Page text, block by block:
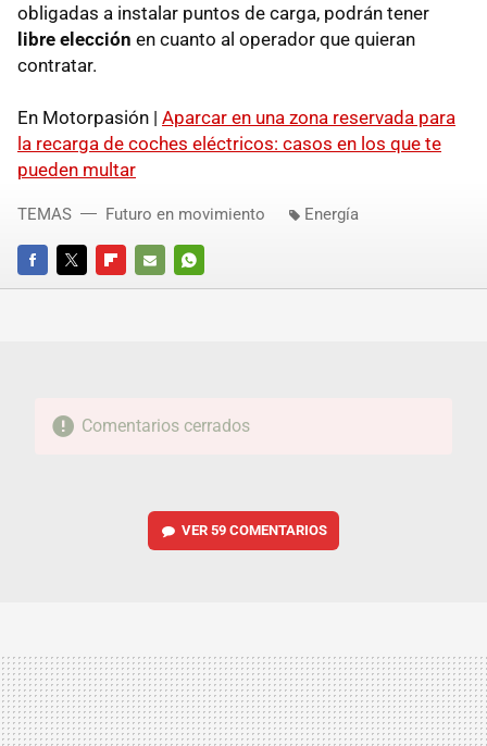
obligadas a instalar puntos de carga, podrán tener
libre elección en cuanto al operador que quieran
contratar.
En Motorpasión | Aparcar en una zona reservada para
la recarga de coches eléctricos: casos en los que te
pueden multar
FACEBOOKTWITTERFLIPBOARD
E-
WHATSAPP
TEMAS Futuro en movimiento Energía
Comentarios cerrados
VER 59 COMENTARIOS